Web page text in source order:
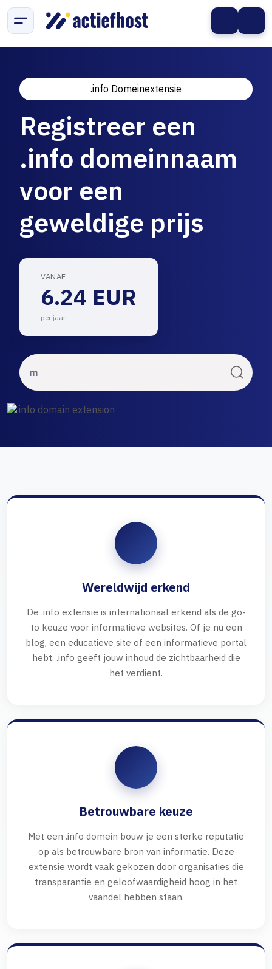
.info Domeinextensie
Registreer een
.info domeinnaam
voor een
geweldige prijs
VANAF
6.24 EUR
per jaar
Wereldwijd erkend
De .info extensie is internationaal erkend als de go-
to keuze voor informatieve websites. Of je nu een
blog, een educatieve site of een informatieve portal
hebt, .info geeft jouw inhoud de zichtbaarheid die
het verdient.
Betrouwbare keuze
Met een .info domein bouw je een sterke reputatie
op als betrouwbare bron van informatie. Deze
extensie wordt vaak gekozen door organisaties die
transparantie en geloofwaardigheid hoog in het
vaandel hebben staan.